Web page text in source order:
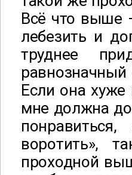
Всё что выше
лебезить и
труднее
Если она
мне должна
воротить»,
проходной